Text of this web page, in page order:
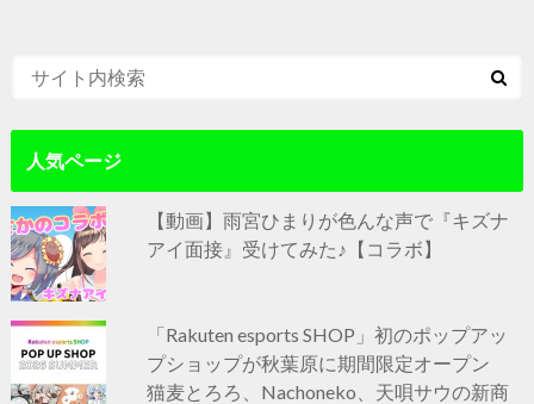
人気ページ
【動画】雨宮ひまりが色んな声で『キズナ
アイ面接』受けてみた♪【コラボ】
「Rakuten esports SHOP」初のポップアッ
プショップが秋葉原に期間限定オープン
猫麦とろろ、Nachoneko、天唄サウの新商